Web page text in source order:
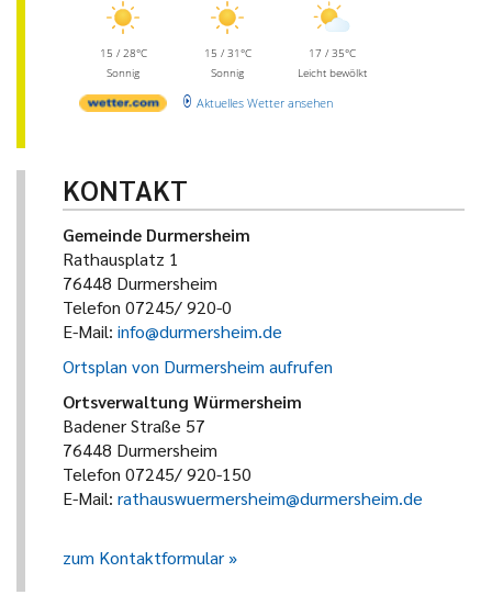
15 / 28°C
Sonnig
15 / 31°C
Sonnig
17 / 35°C
Leicht bewölkt
Aktuelles Wetter ansehen
KONTAKT
Gemeinde Durmersheim
Rathausplatz 1
76448 Durmersheim
Telefon 07245/ 920-0
E-Mail: info@durmersheim.de
Ortsplan von Durmersheim aufrufen
Ortsverwaltung Würmersheim
Badener Straße 57
76448 Durmersheim
Telefon 07245/ 920-150
E-Mail: rathauswuermersheim@durmersheim.de
zum Kontaktformular